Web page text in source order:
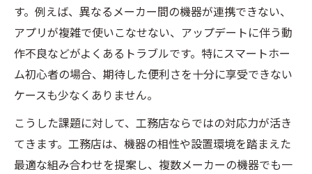
す。例えば、異なるメーカー間の機器が連携できない、
アプリが複雑で使いこなせない、アップデートに伴う動
作不良などがよくあるトラブルです。特にスマートホー
ム初心者の場合、期待した便利さを十分に享受できない
ケースも少なくありません。
こうした課題に対して、工務店ならではの対応力が活き
てきます。工務店は、機器の相性や設置環境を踏まえた
最適な組み合わせを提案し、複数メーカーの機器でも一